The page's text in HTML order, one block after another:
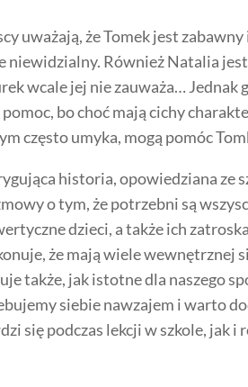
uważają, że Tomek jest
niewidzialny. Również Natalia
wcale jej nie zauważa…
pomoc, bo choć mają cichy
często umyka, mogą pomóc
historia, opowiedziana ze
o tym, że potrzebni są
dzieci, a także ich
że mają wiele wewnętrznej
także, jak istotne dla naszego
siebie nawzajem i warto
się podczas lekcji w szkole, jak i